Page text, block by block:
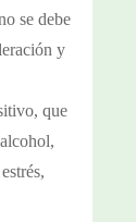
se debe
y
que